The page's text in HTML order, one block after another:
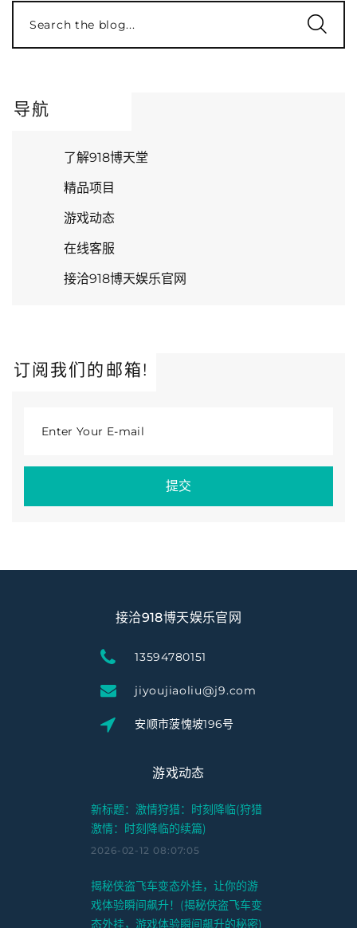
Search the blog...
导航
了解918博天堂
精品项目
游戏动态
在线客服
接洽918博天娱乐官网
订阅我们的邮箱!
Enter Your E-mail
提交
接洽918博天娱乐官网
13594780151
jiyoujiaoliu@j9.com
安顺市菠愧坡196号
游戏动态
新标题：激情狩猎：时刻降临(狩猎
激情：时刻降临的续篇)
2026-02-12 08:07:05
揭秘侠盗飞车变态外挂，让你的游
戏体验瞬间飙升！(揭秘侠盗飞车变
态外挂，游戏体验瞬间飙升的秘密)